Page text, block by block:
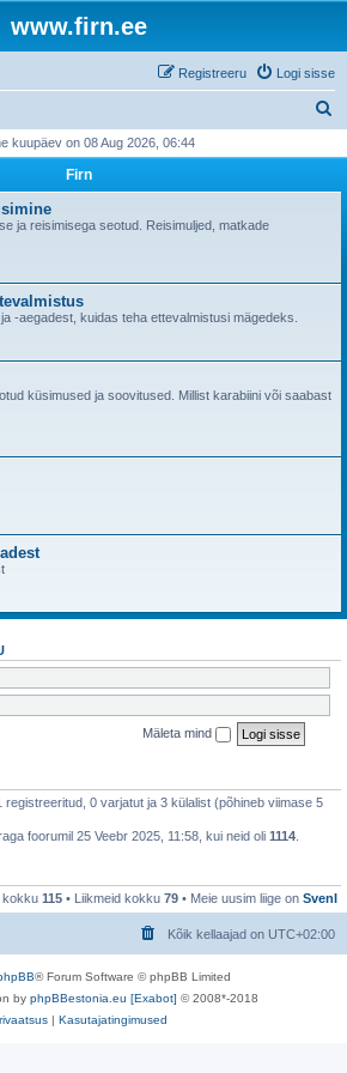
www.firn.ee
Logi sisse
Registreeru
i
kuupäev on 08 Aug 2026, 06:44
Firn
ja reisimisega seotud. Reisimuljed, matkade
-aegadest, kuidas teha ettevalmistusi mägedeks.
küsimused ja soovitused. Millist karabiini või saabast
Mäleta mind
registreeritud, 0 varjatut ja 3 külalist (põhineb viimase 5
foorumil 25 Veebr 2025, 11:58, kui neid oli 1114
kokku 115 • Liikmeid kokku 79 • Meie uusim liige on SvenI
Kõik kellaajad on UTC+02:00
® Forum Software © phpBB Limited
by phpBBestonia.eu [Exabot] © 2008*-2018
| Kasutajatingimused